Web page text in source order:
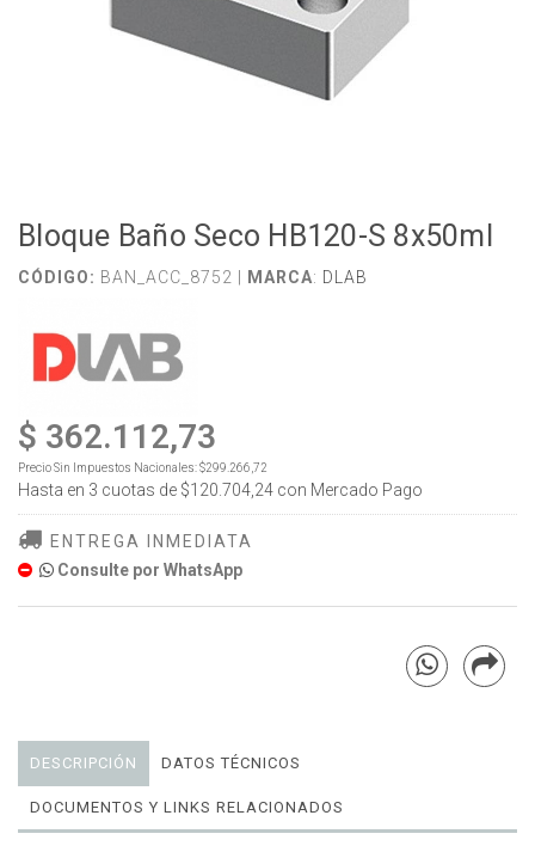
Bloque Baño Seco HB120-S 8x50ml
CÓDIGO: BAN_ACC_8752 | MARCA: DLAB
$ 362.112,73
Precio Sin Impuestos Nacionales:$299.266,72
Hasta en 3 cuotas de $120.704,24 con Mercado Pago
ENTREGA INMEDIATA
Consulte por WhatsApp
DESCRIPCIÓN DATOS TÉCNICOS
DOCUMENTOS Y LINKS RELACIONADOS